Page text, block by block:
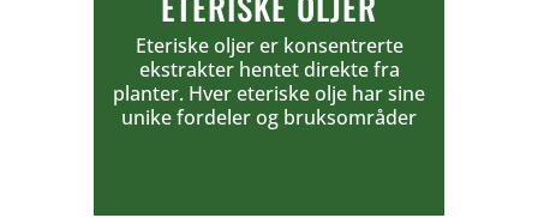
Eteriske oljer er konsentrerte
ekstrakter hentet direkte fra
planter. Hver eteriske olje har sine
unike fordeler og bruksområder